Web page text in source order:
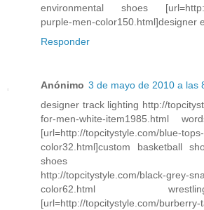
environmental shoes [url=http://
purple-men-color150.html]designer
Responder
Anónimo 3 de mayo de 2010 a las
designer track lighting http://
for-men-white-item1985.html
[url=http://topcitystyle.com/blue-
color32.html]custom basketball
shoes
http://topcitystyle.com/black-grey-
color62.html
[url=http://topcitystyle.com/burberry-